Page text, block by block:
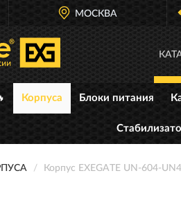
МОСКВА
Корпуса Блоки питания
Корпус EXEGATE UN-604-